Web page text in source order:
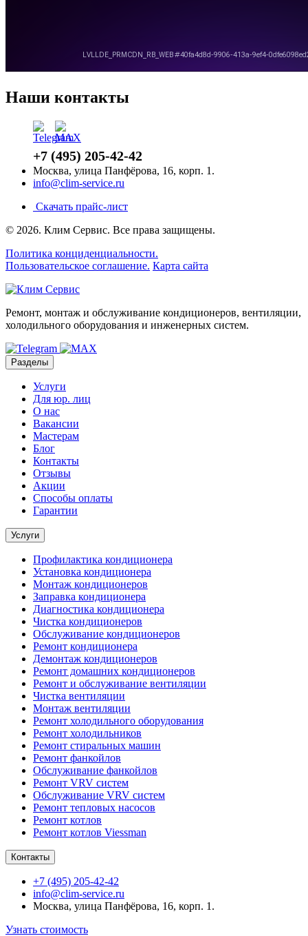
Наши контакты
+7 (495) 205-42-42
Москва, улица Панфёрова, 16, корп. 1.
info@clim-service.ru
Скачать прайс-лист
© 2026. Клим Сервис. Все права защищены.
Политика конциденциальности.
Пользовательское соглашение. Карта сайта
Ремонт, монтаж и обслуживание кондиционеров, вентиляции,
холодильного оборудования и инженерных систем.
Разделы
Услуги
Для юр. лиц
О нас
Вакансии
Мастерам
Блог
Контакты
Отзывы
Акции
Способы оплаты
Гарантии
Услуги
Профилактика кондиционера
Установка кондиционера
Монтаж кондиционеров
Заправка кондиционера
Диагностика кондиционера
Чистка кондиционеров
Обслуживание кондиционеров
Ремонт кондиционера
Демонтаж кондиционеров
Ремонт домашних кондиционеров
Ремонт и обслуживание вентиляции
Чистка вентиляции
Монтаж вентиляции
Ремонт холодильного оборудования
Ремонт холодильников
Ремонт стиральных машин
Ремонт фанкойлов
Обслуживание фанкойлов
Ремонт VRV систем
Обслуживание VRV систем
Ремонт тепловых насосов
Ремонт котлов
Ремонт котлов Viessman
Контакты
+7 (495) 205-42-42
info@clim-service.ru
Москва, улица Панфёрова, 16, корп. 1.
Узнать стоимость